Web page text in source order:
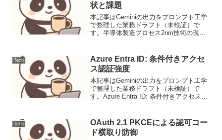
状と課題
本記事はGeminiの出力をプロンプト工学
で整理した業務ドラフト（未検証）で
す。半導体製造プロセス2nm技術の現状
用化に向けて熾烈な開発競争を繰り広げ
ています。主要な...
Tech
Azure Entra ID: 条件付きアクセ
ス認証強度
本記事はGeminiの出力をプロンプト工学
で整理した業務ドラフト（未検証）で
す。Azure Entra ID: 条件付きアクセス認
Tech
OAuth 2.1 PKCEによる認可コー
ド横取り防御